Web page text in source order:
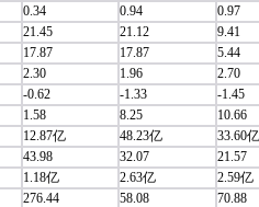
0.34 0.94
0.97
21.45 21.12
9.41
17.87 17.87
5.44
2.30 1.96
2.70
-0.62 -1.33
-1.45
1.58 8.25
10.66
12.87亿 48.23亿
33.60亿
43.98 32.07
21.57
1.18亿 2.63亿
2.59亿
276.44 58.08
70.88